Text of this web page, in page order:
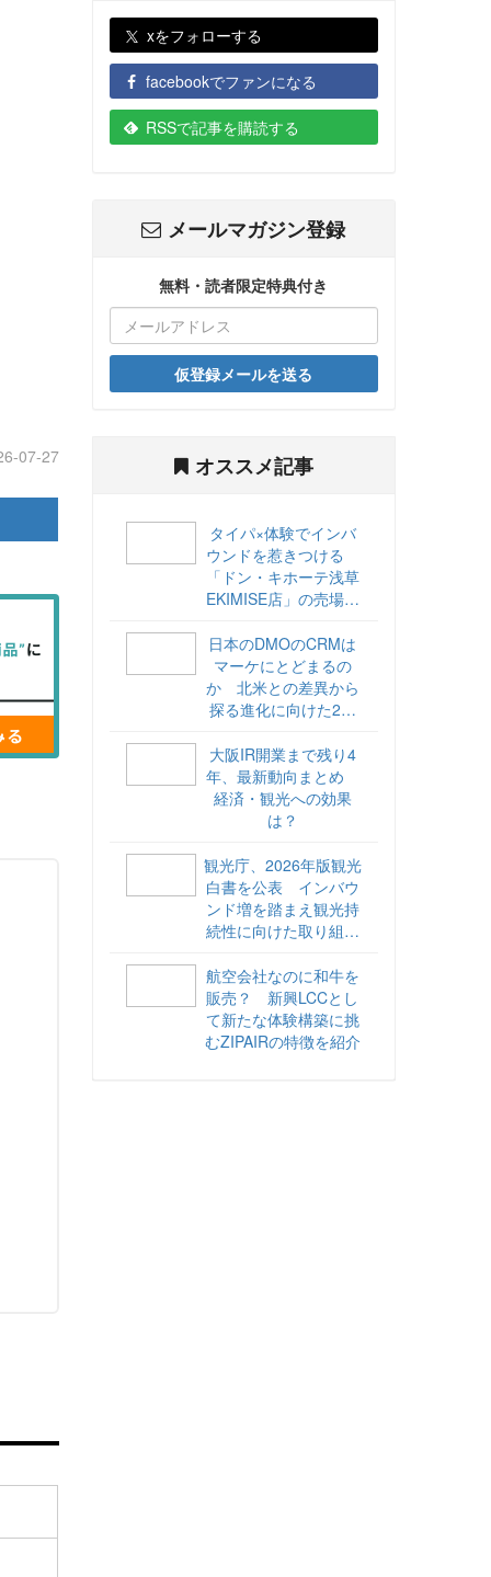
07-27
xをフォローする
facebookでファンになる
RSSで記事を購読する
メールマガジン登録
無料・読者限定特典付き
仮登録メールを送る
オススメ記事
タイパ×体験でインバ
ウンドを惹きつける
「ドン・キホーテ浅草
EKIMISE店」の売場づ
日本のDMOのCRMは
マーケにとどまるの
か 北米との差異から
探る進化に向けた2ス
海外DMOのリアル
vol.6】
大阪IR開業まで残り4
年、最新動向まとめ
経済・観光への効果
は？
観光庁、2026年版観光
白書を公表 インバウ
ンド増を踏まえ観光持
続性に向けた取り組み
航空会社なのに和牛を
販売？ 新興LCCとし
て新たな体験構築に挑
むZIPAIRの特徴を紹介